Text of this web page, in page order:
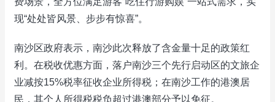
现“处处皆风景、步步有惊喜”。
南沙区政府表示，南沙此次释放了含金量十足的政策红
利。在税收优惠方面，落户南沙三个先行启动区的文旅企
业减按15%税率征收企业所得税；在南沙工作的港澳居
民，其个人所得税税负超过港澳部分予以免征。